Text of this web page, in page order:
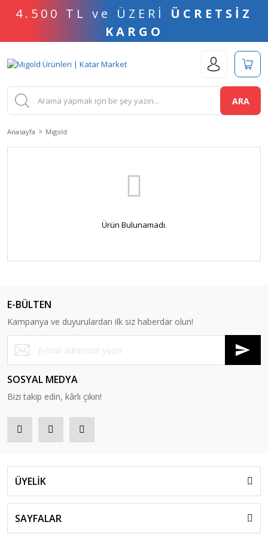
4.500 TL ve ÜZERİ ÜCRETSİZ
KARGO
ARA
Anasayfa Mıgold
Ürün Bulunamadı.
E-BÜLTEN
Kampanya ve duyurulardan ilk siz haberdar olun!
SOSYAL MEDYA
Bizi takip edin, kârlı çıkın!
ÜYELİK
SAYFALAR